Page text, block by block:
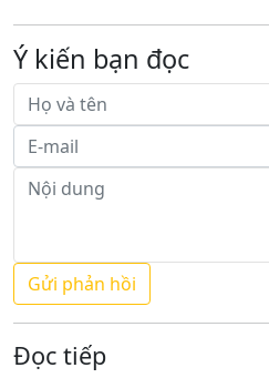
Ý kiến bạn đọc
Đọc tiếp